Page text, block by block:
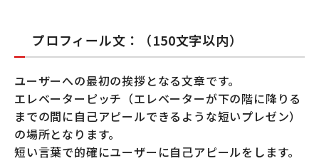
プロフィール文：（150文字以内）
ユーザーへの最初の挨拶となる文章です。
エレベーターピッチ（エレベーターが下の階に降りる
までの間に自己アピールできるような短いプレゼン）
の場所となります。
短い言葉で的確にユーザーに自己アピールをします。